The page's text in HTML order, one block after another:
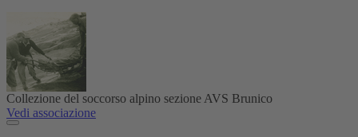
Collezione del soccorso alpino sezione AVS Brunico
Vedi associazione